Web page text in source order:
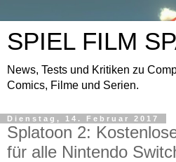
SPIEL FILM
News, Tests und Kritiken zu
Comics, Filme und Serien.
Dienstag, 14. Februar 2017
Splatoon 2:
für alle Nintendo